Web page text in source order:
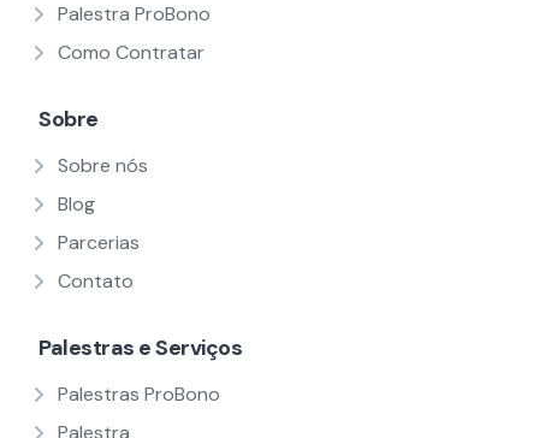
Palestra ProBono
Como Contratar
Sobre
Sobre nós
Blog
Parcerias
Contato
Palestras e Serviços
Palestras ProBono
Palestra